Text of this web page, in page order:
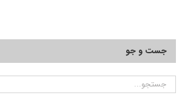
جست و جو
جستجو